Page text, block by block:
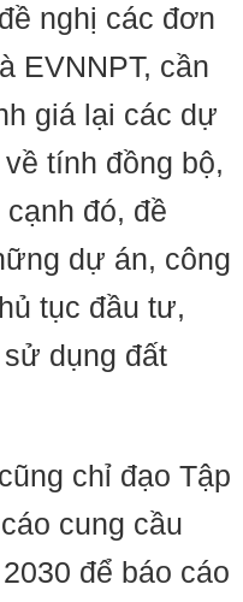
nghị các đơn
EVNNPT, cần
giá lại các dự
tính đồng bộ,
đó, đề
dự án, công
tục đầu tư,
dụng đất
chỉ đạo Tập
cung cầu
để báo cáo